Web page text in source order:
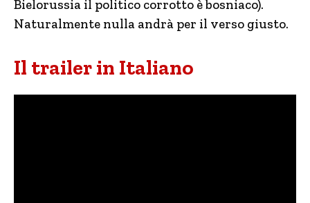
Bielorussia il politico corrotto è bosniaco).
Naturalmente nulla andrà per il verso giusto.
Il trailer in Italiano